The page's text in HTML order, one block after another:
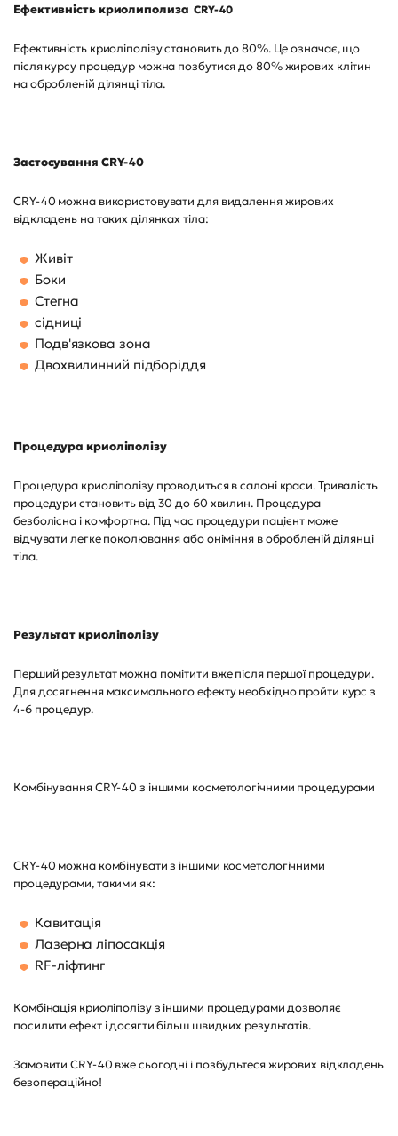
Ефективністькриолиполиза CRY-40
Ефективність криоліполізу становить до 80%. Це означає, що
після курсу процедур можна позбутися до 80% жирових клітин
на обробленій ділянці тіла.
Застосування CRY-40
CRY-40 можна використовувати для видалення жирових
відкладень на таких ділянках тіла:
Живіт
Боки
Стегна
сідниці
Подв'язкова зона
Двохвилинний підборіддя
Процедура криоліполізу
Процедура криоліполізу проводиться в салоні краси. Тривалість
процедури становить від 30 до 60 хвилин. Процедура
безболісна і комфортна. Під час процедури пацієнт може
відчувати легке поколювання або оніміння в обробленій ділянці
тіла.
Результат криоліполізу
Перший результат можна помітити вже після першої процедури.
Для досягнення максимального ефекту необхідно пройти курс з
4-6 процедур.
Комбінування CRY-40 з іншими косметологічними процедурами
CRY-40 можна комбінувати з іншими косметологічними
процедурами, такими як:
Кавитація
Лазерна ліпосакція
RF-ліфтинг
Комбінація криоліполізу з іншими процедурами дозволяє
посилити ефект і досягти більш швидких результатів.
Замовити CRY-40 вже сьогодні і позбудьтеся жирових відкладень
безопераційно!